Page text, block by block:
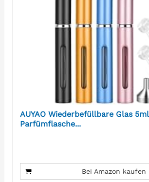
AUYAO Wiederbefüllbare Glas 5ml
Parfümflasche...
Bei Amazon kaufen